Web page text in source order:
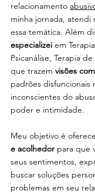
relacionamento
minha jornada, atendi
essa temática. Além
especializei em
Psicanálise, Terapia
que trazem visões
padrões disfuncionais
inconscientes do
poder e intimidade.
Meu objetivo é
e acolhedor para que
seus sentimentos,
buscar soluções
problemas em seu